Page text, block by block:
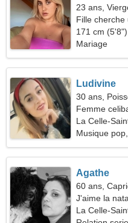
23 ans,
Fille cherche
171 cm
Mariage
Ludivine
30 ans,
Femme
37
La Celle-
Musique
Agathe
60 ans,
J'aime la
La Celle-